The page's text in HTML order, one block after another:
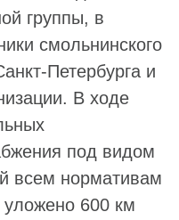
группы, в
смольнинского
Петербурга и
В ходе
под видом
всем нормативам
600 км